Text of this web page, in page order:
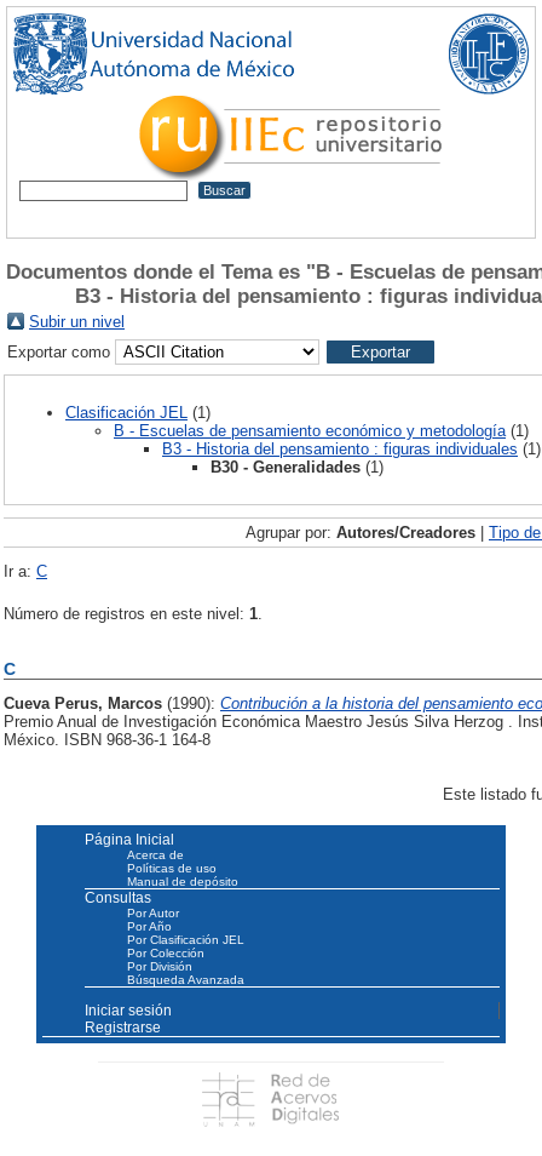
Documentos donde el Tema es "B - Escuelas de
B3 - Historia del pensamiento : figuras
Subir un nivel
Exportar como
Clasificación JEL
(1)
B - Escuelas de pensamiento económico y metodología (1)
B3 - Historia del pensamiento : figuras individuales (1)
B30 - Generalidades (1)
Agrupar por: Autores/Creadores | Tipo
Ir a: C
Número de registros en este nivel: 1
C
Cueva Perus, Marcos (1990): Contribución a la historia del pensamiento
Premio Anual de Investigación Económica Maestro Jesús Silva Herzog .
México. ISBN 968-36-1 164-8
Este listado
Página Inicial
Acerca de
Políticas de uso
Manual de depósito
Consultas
Por Autor
Por Año
Por Clasificación JEL
Por Colección
Por División
Búsqueda Avanzada
Iniciar sesión
Registrarse